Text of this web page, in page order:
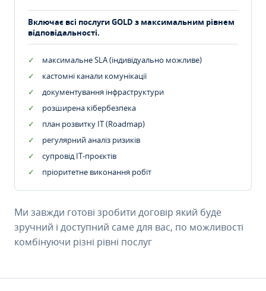
Включає всі послуги GOLD з максимальним рівнем
відповідальності.
максимальне SLA (індивідуально можливе)
кастомні канали комунікації
документування інфраструктури
розширена кібербезпека
план розвитку IT (Roadmap)
регулярний аналіз ризиків
супровід ІТ-проєктів
пріоритетне виконання робіт
Ми завжди готові зробити договір який буде
зручний і доступний саме для вас, по можливості
комбінуючи різні рівні послуг